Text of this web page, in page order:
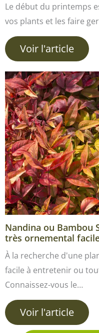
Le début du printemps
vos plants et les faire
Voir l'article
Nandina ou Bambou
très ornemental
À la recherche d'une
facile à entretenir ou
Connaissez-vous le…
Voir l'article